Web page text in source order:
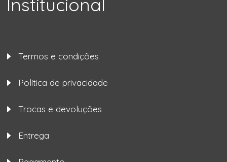
Institucional
Termos e condições
Política de privacidade
Trocas e devoluções
Entrega